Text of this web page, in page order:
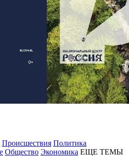
Происшествия Политика
Общество Экономика ЕЩЕ ТЕМЫ